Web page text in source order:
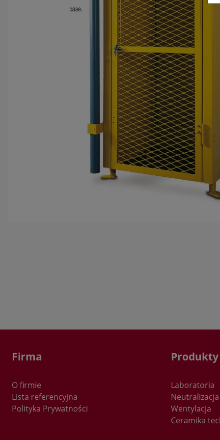
Firma
O firmie
Lista referencyjna
Polityka Prywatności
Produkty
Laboratoria
Neutralizacja
Wentylacja
Ceramika